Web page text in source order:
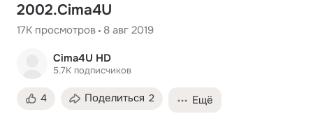
2002.Cima4U
17K просмотров 8 авг 2019
Cima4U HD
5.7K подписчиков
4 Поделиться 2 Ещё